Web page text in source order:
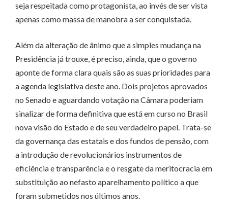
seja respeitada como protagonista, ao invés de ser vista
apenas como massa de manobra a ser conquistada.
Além da alteração de ânimo que a simples mudança na
Presidência já trouxe, é preciso, ainda, que o governo
aponte de forma clara quais são as suas prioridades para
a agenda legislativa deste ano. Dois projetos aprovados
no Senado e aguardando votação na Câmara poderiam
sinalizar de forma definitiva que está em curso no Brasil
nova visão do Estado e de seu verdadeiro papel. Trata-se
da governança das estatais e dos fundos de pensão, com
a introdução de revolucionários instrumentos de
eficiência e transparência e o resgate da meritocracia em
substituição ao nefasto aparelhamento político a que
foram submetidos nos últimos anos.